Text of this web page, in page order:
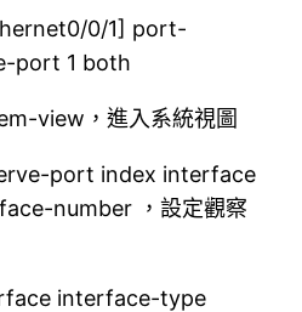
0/1] port-
port 1 both
view，進入系統視圖
port index interface
number ，設定觀察
interface-type